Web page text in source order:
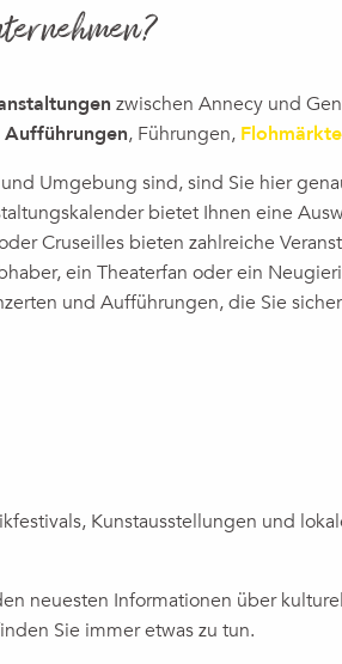
zwischen Annecy und
Aufführungen, Führungen,
Umgebung sind, sind Sie hier
bietet Ihnen eine
Cruseilles bieten zahlreiche
ein Theaterfan oder ein
und Aufführungen, die Sie
Kunstausstellungen und
neuesten Informationen über
Sie immer etwas zu tun.